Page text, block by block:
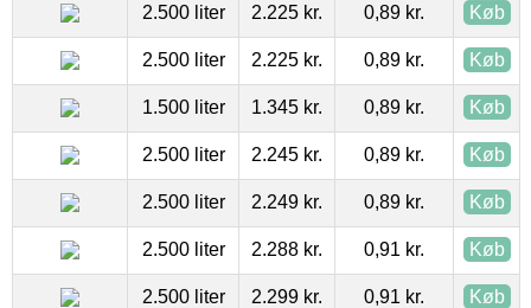
2.500 liter 2.225 kr. 0,89 kr. Køb
2.500 liter 2.225 kr. 0,89 kr. Køb
1.500 liter 1.345 kr. 0,89 kr. Køb
2.500 liter 2.245 kr. 0,89 kr. Køb
2.500 liter 2.249 kr. 0,89 kr. Køb
2.500 liter 2.288 kr. 0,91 kr. Køb
2.500 liter 2.299 kr. 0,91 kr. Køb